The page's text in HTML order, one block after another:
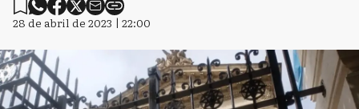
28 de abril de 2023 | 22:00